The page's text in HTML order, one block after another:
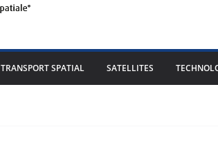
TRANSPORT SPATIAL SATELLITES